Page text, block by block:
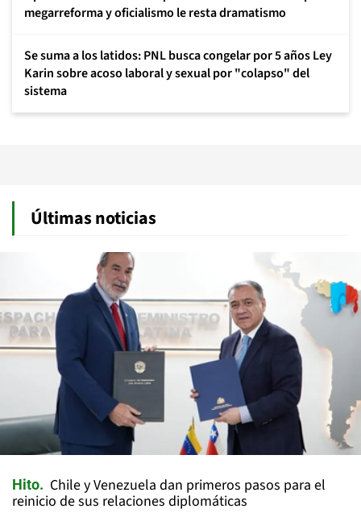
megarreforma y oficialismo le resta dramatismo
Se suma a los latidos: PNL busca congelar por 5 años Ley
Karin sobre acoso laboral y sexual por "colapso" del
sistema
Últimas noticias
Hito
Chile y Venezuela dan primeros pasos para el
reinicio de sus relaciones diplomáticas